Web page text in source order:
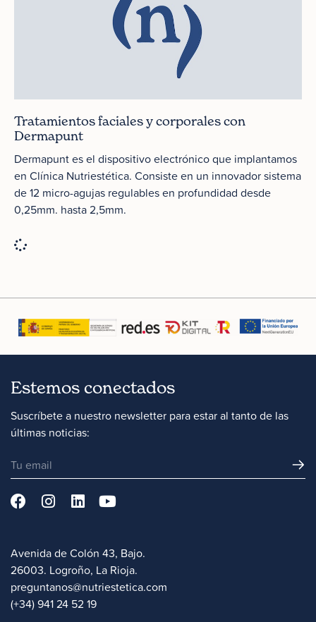
Tratamientos faciales y corporales con
Dermapunt
Dermapunt es el dispositivo electrónico que implantamos
en Clínica Nutriestética. Consiste en un innovador sistema
de 12 micro-agujas regulables en profundidad desde
0,25mm. hasta 2,5mm.
Estemos conectados
Suscríbete a nuestro newsletter para estar al tanto de las
últimas noticias:
Avenida de Colón 43, Bajo.
26003. Logroño, La Rioja.
preguntanos@nutriestetica.com
(+34) 941 24 52 19